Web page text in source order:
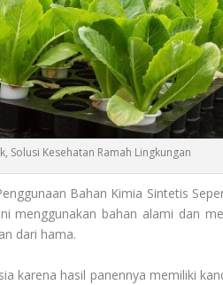
Solusi Kesehatan Ramah Lingkungan
Bahan Kimia Sintetis
menggunakan bahan alami dan
dari hama.
karena hasil panennya memiliki